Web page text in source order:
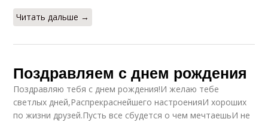
Читать дальше →
Поздравляем с днем рождения
Поздравляю тебя с днем рождения!И желаю тебе
светлых дней,Распрекраснейшего настроенияИ хороших
по жизни друзей.Пусть все сбудется о чем мечтаешьИ не